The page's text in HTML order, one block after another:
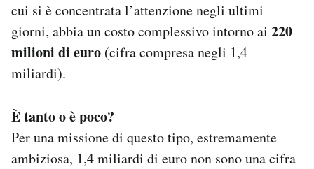
cui si è concentrata l’attenzione negli ultimi
giorni, abbia un costo complessivo intorno ai 220
milioni di euro (cifra compresa negli 1,4
miliardi).
È tanto o è poco?
Per una missione di questo tipo, estremamente
ambiziosa, 1,4 miliardi di euro non sono una cifra